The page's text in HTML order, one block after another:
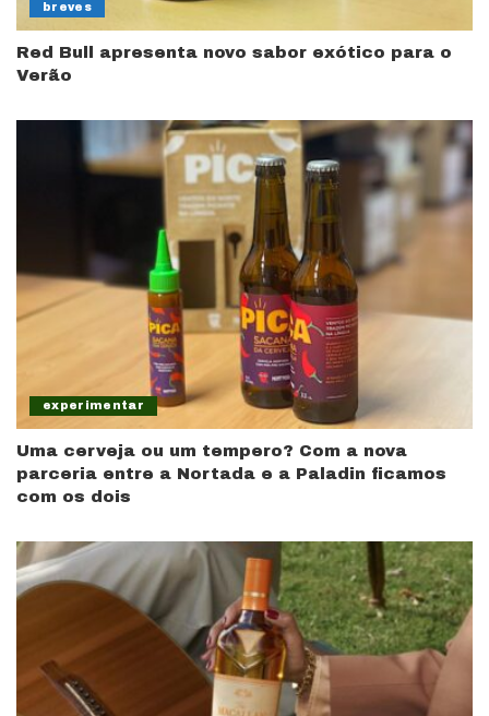
breves
Red Bull apresenta novo sabor exótico para o
Verão
experimentar
Uma cerveja ou um tempero? Com a nova
parceria entre a Nortada e a Paladin ficamos
com os dois